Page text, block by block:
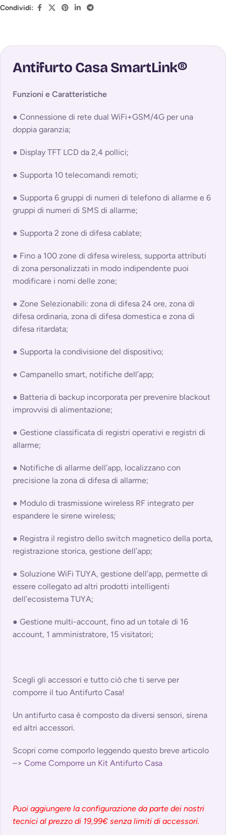
Condividi:
Antifurto Casa SmartLink®
Funzioni e Caratteristiche
● Connessione di rete dual WiFi+GSM/4G per una
doppia garanzia;
● Display TFT LCD da 2,4 pollici;
● Supporta 10 telecomandi remoti;
● Supporta 6 gruppi di numeri di telefono di allarme e 6
gruppi di numeri di SMS di allarme;
● Supporta 2 zone di difesa cablate;
● Fino a 100 zone di difesa wireless, supporta attributi
di zona personalizzati in modo indipendente puoi
modificare i nomi delle zone;
● Zone Selezionabili: zona di difesa 24 ore, zona di
difesa ordinaria, zona di difesa domestica e zona di
difesa ritardata;
● Supporta la condivisione del dispositivo;
● Campanello smart, notifiche dell’app;
● Batteria di backup incorporata per prevenire blackout
improvvisi di alimentazione;
● Gestione classificata di registri operativi e registri di
allarme;
● Notifiche di allarme dell’app, localizzano con
precisione la zona di difesa di allarme;
● Modulo di trasmissione wireless RF integrato per
espandere le sirene wireless;
● Registra il registro dello switch magnetico della porta,
registrazione storica, gestione dell’app;
● Soluzione WiFi TUYA, gestione dell’app, permette di
essere collegato ad altri prodotti intelligenti
dell’ecosistema TUYA;
● Gestione multi-account, fino ad un totale di 16
account, 1 amministratore, 15 visitatori;
Scegli gli accessori e tutto ciò che ti serve per
comporre il tuo Antifurto Casa!
Un antifurto casa è composto da diversi sensori, sirena
ed altri accessori.
Scopri come comporlo leggendo questo breve articolo
–> Come Comporre un Kit Antifurto Casa
Puoi aggiungere la configurazione da parte dei nostri
tecnici al prezzo di 19,99€ senza limiti di accessori.